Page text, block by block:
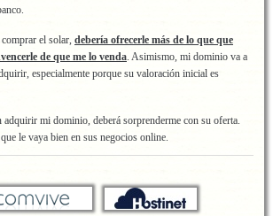
el solar, debería ofrecerle más de lo que que
de que me lo venda. Asimismo, mi dominio va a
especialmente porque su valoración inicial es
adquirir mi dominio, deberá sorprenderme con su oferta.
le vaya bien en sus negocios online.